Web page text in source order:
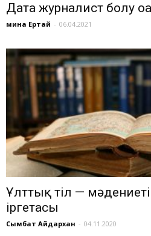
Дата журналист болу
Әмина Ертай - 06.04.2021
Ұлттық тіл —
іргетасы
Сымбат Айдархан - 04.11.2020